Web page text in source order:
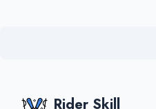
Rider Skill